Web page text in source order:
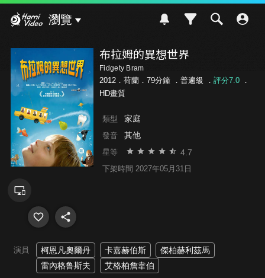
瀏覽
布拉姆的異想世界
Fidgety Bram
2012．荷蘭．79分鐘 ． 普遍級 ． 評分7.0．
HD畫質
類型 家庭
發音 其他
星等 4.7
下架時間 2027年05月31日
演員 柯恩凡奧爾丹 卡嘉赫伯斯
傑柏赫利茲馬
雷內格鲁斯夫
艾格柏詹韋伯